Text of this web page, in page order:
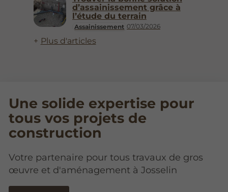
Assainissement 07/03/2026
d’assainissement grâce à
l’étude du terrain
Plus d'articles
Une solide expertise pour
tous vos projets de
construction
Votre partenaire pour tous travaux de gros
œuvre et d'aménagement à Josselin